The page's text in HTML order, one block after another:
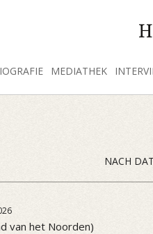
MEDIATHEK
NACH
van het Noorden)